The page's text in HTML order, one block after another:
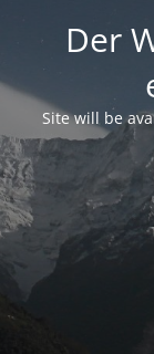
Der
Site will be